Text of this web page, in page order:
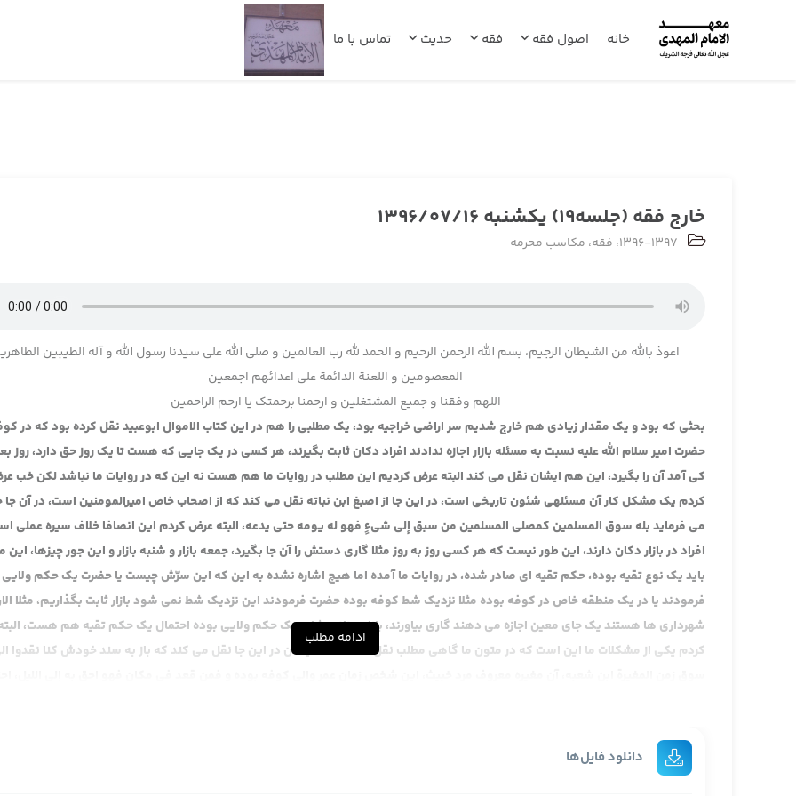
خانه اصول فقه فقه حدیث تماس با ما
خارج فقه (جلسه19) یکشنبه 1396/07/16
1396-1397، فقه، مکاسب محرمه
اعوذ بالله من الشیطان الرجیم، بسم الله الرحمن الرحیم و الحمد لله رب العالمین و صلی الله علی سیدنا رسول الله و آله الطیبین
المعصومین و اللعنة الدائمة علی اعدائهم اجمعین
اللهم وفقنا و جمیع المشتغلین و ارحمنا برحمتک یا ارحم الراحمین
بحثی که بود و یک مقدار زیادی هم خارج شدیم سر اراضی خراجیه بود، یک مطلبی را هم در این کتاب الاموال ابوعبید نقل کرده بود که در
حضرت امیر سلام الله علیه نسبت به مسئله بازار اجازه ندادند افراد دکان ثابت بگیرند، هر کسی در یک جایی که هست تا یک روز حق دارد، روز
کی آمد آن را بگیرد، این هم ایشان نقل می کند البته عرض کردیم این مطلب در روایات ما هم هست نه این که در روایات ما نباشد لکن خب
کردم یک مشکل کار آن مسئله­ی شئون تاریخی است، در این جا از اصبغ ابن نباته نقل می کند که از اصحاب خاص امیرالمومنین است، در آن
می فرماید بله سوق المسلمین کمصلی المسلمین من سبق إلی شیءٍ فهو له یومه حتی یدعه، البته عرض کردم این انصافا خلاف سیره عملی
افراد در بازار دکان دارند، این طور نیست که هر کسی روز به روز مثلا گاری دستش را آن جا بگیرد، جمعه بازار و شنبه بازار و این جور چیزها، این
باید یک نوع تقیه بوده، حکم تقیه ای صادر شده، در روایات ما آمده اما هیچ اشاره نشده به این که این سرّش چیست یا حضرت یک حکم ولایی
فرمودند یا در یک منطقه خاص در کوفه بوده مثلا نزدیک شط کوفه بوده حضرت فرمودند این نزدیک شط نمی شود بازار ثابت بگذاریم، مثلا
شهرداری ها هستند یک جای معین اجازه می دهند گاری بیاورند، بازار روزانه، شاید یک حکم ولایی بوده احتمال یک حکم تقیه هم هست،
کردم یکی از مشکلات ما این است که در متون ما گاهی مطلب نقل نشده، مثلا ایشان در این جا نقل می کند که باز به سند خودش کنا نقدوا
فیه، خب می دانید زیاد و بعد پسرش عبیدالله ابن زیاد این ها اصلا بعد از امیرالمومنین اند، معلوم می شود زیاد که می آید که از طرف خلفای
امیه بوده این شخص می گوید نه آقا تا مادام تشکیلاتی این جا گذاشته، نه این که روزانه، این مکان مال توست، فلذا این احتمال هست که
ادامه مطلب
دانلود فایل‌ها